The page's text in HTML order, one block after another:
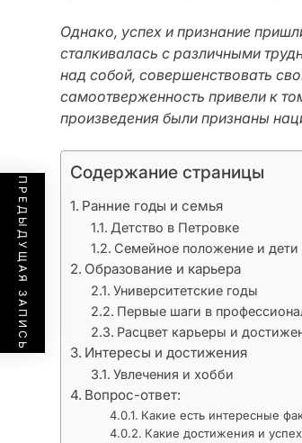
Однако, успех и признание
сталкивалась с различными
над собой, совершенствовать
самоотверженность привели к
произведения были признаны
Содержание страницы
Ранние годы и семья
Детство в Петровке
Семейное положение и дети
Образование и карьера
Университетские годы
Первые шаги в
Расцвет карьеры и
Интересы и достижения
Увлечения и хобби
Вопрос-ответ:
Какие есть интересные
Какие достижения и
ПРЕДЫДУЩАЯ ЗАПИСЬ